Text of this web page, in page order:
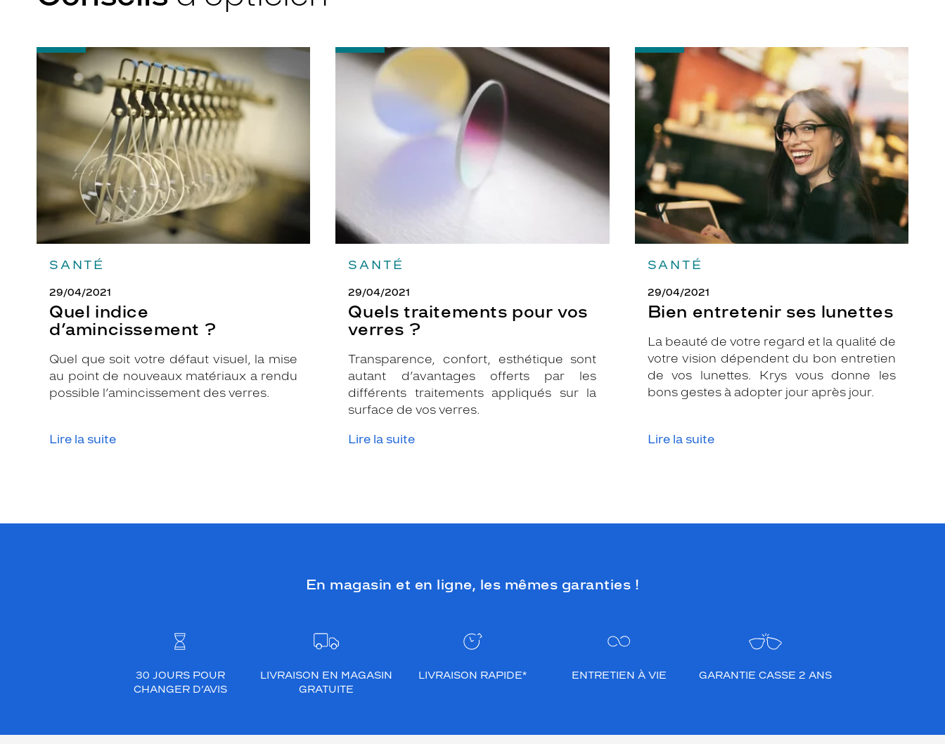
SANTÉ
29/04/2021
Quel indice
d’amincissement ?
Quel que soit votre défaut visuel, la mise
au point de nouveaux matériaux a rendu
possible l’amincissement des verres.
Lire la suite
-
Quel
indice
d’amincissement
SANTÉ
29/04/2021
Quels traitements pour vos
verres ?
Transparence, confort, esthétique sont
autant d’avantages offerts par les
différents traitements appliqués sur la
surface de vos verres.
Lire la suite
-
Quels
traitements
SANTÉ
29/04/2021
Bien entretenir ses lunettes
La beauté de votre regard et la qualité de
votre vision dépendent du bon entretien
de vos lunettes. Krys vous donne les
bons gestes à adopter jour après jour.
Lire la suite
-
Bien
entretenir
ses
lunettes
En magasin et en ligne, les mêmes garanties !
30 JOURS POUR
CHANGER D’AVIS
LIVRAISON EN MAGASIN
GRATUITE
LIVRAISON RAPIDE* ENTRETIEN À VIE GARANTIE CASSE 2 ANS